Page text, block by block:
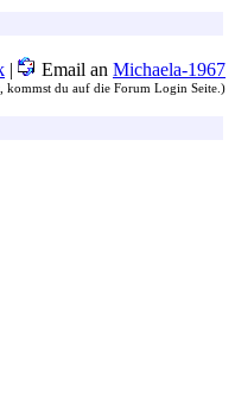
| Email an Michaela-1967
kommst du auf die Forum Login Seite.)